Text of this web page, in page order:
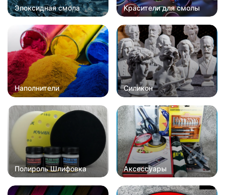
Эпоксидная смола Красители для смолы
Наполнители Силикон
Полироль Шлифовка Аксессуары